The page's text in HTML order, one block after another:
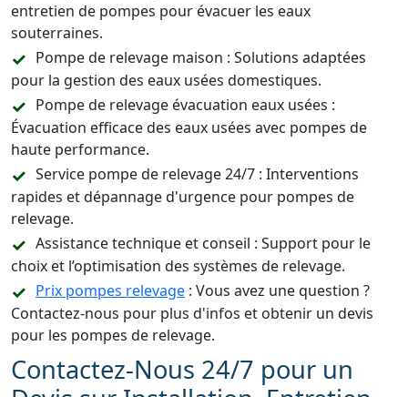
entretien de pompes pour évacuer les eaux
souterraines.
Pompe de relevage maison : Solutions adaptées
pour la gestion des eaux usées domestiques.
Pompe de relevage évacuation eaux usées :
Évacuation efficace des eaux usées avec pompes de
haute performance.
Service pompe de relevage 24/7 : Interventions
rapides et dépannage d'urgence pour pompes de
relevage.
Assistance technique et conseil : Support pour le
choix et l’optimisation des systèmes de relevage.
Prix pompes relevage : Vous avez une question ?
Contactez-nous pour plus d'infos et obtenir un devis
pour les pompes de relevage.
Contactez-Nous 24/7 pour un